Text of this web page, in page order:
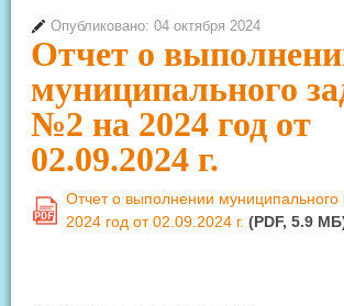
Опубликовано: 04 октября 2024
Отчет о
муниципального
№2 на 2024 год от
02.09.2024 г.
PDF
Отчет о выполнении
2024 год от 02.09.2024 г. (PDF, 5.9